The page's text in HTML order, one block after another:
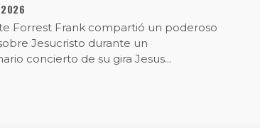
Forrest Frank compartió un poderoso
Jesucristo durante un
concierto de su gira Jesus...